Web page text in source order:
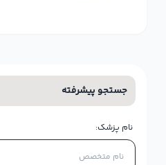
جستجو پیشرفته
نام پزشک: